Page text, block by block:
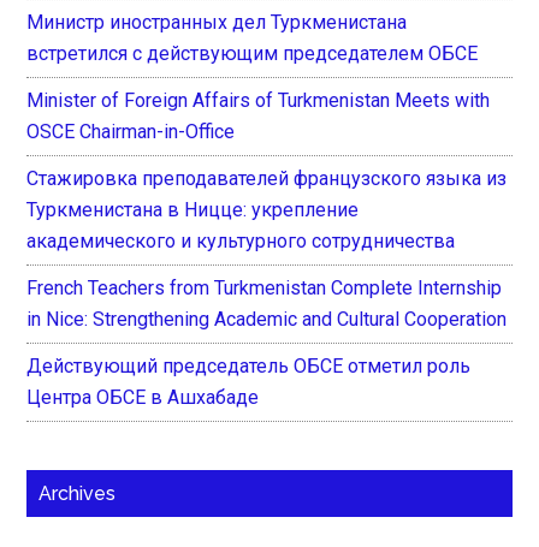
Министр иностранных дел Туркменистана
встретился с действующим председателем ОБСЕ
Minister of Foreign Affairs of Turkmenistan Meets with
OSCE Chairman-in-Office
Стажировка преподавателей французского языка из
Туркменистана в Ницце: укрепление
академического и культурного сотрудничества
French Teachers from Turkmenistan Complete Internship
in Nice: Strengthening Academic and Cultural Cooperation
Действующий председатель ОБСЕ отметил роль
Центра ОБСЕ в Ашхабаде
Archives